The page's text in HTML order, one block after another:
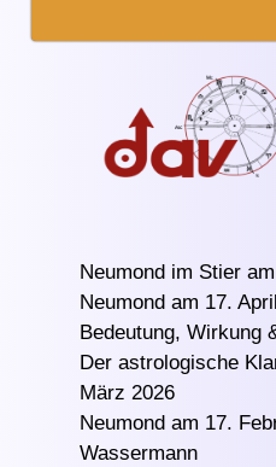
Neumond im Stier
Neumond am 17.
Bedeutung, Wirkung
Der astrologische
März 2026
Neumond am 17.
Wassermann